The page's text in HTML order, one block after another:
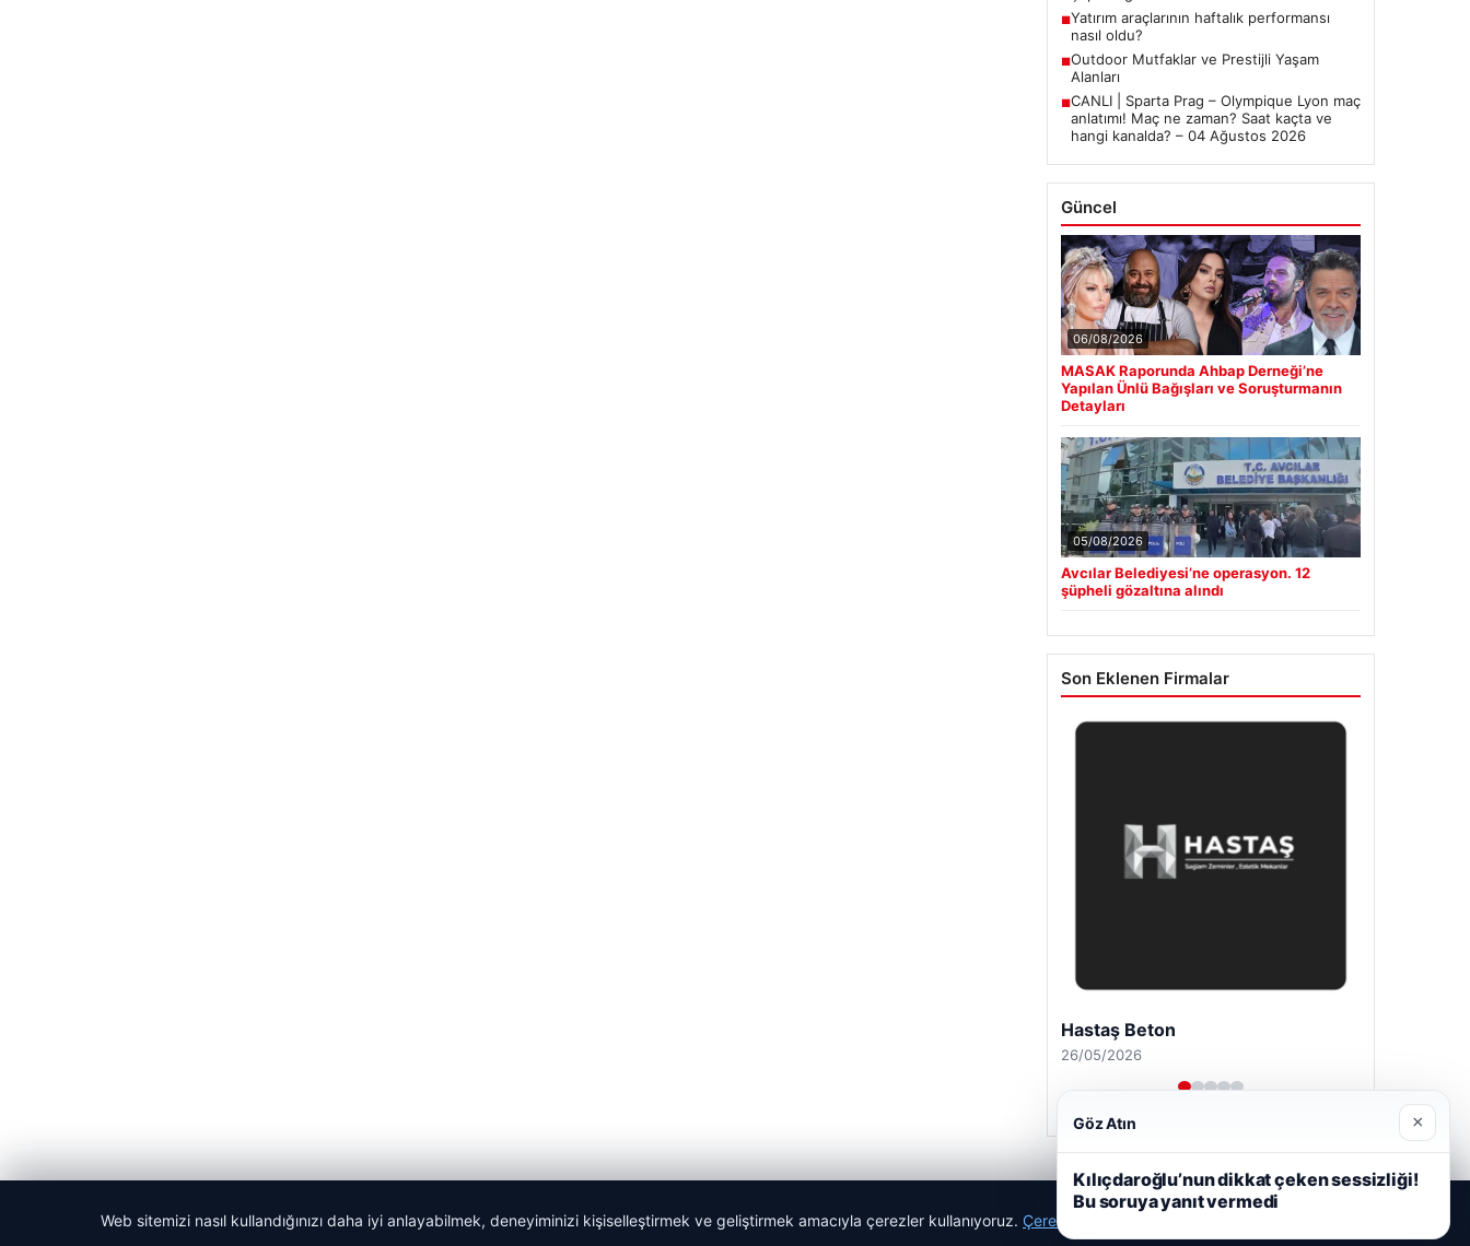
■Yatırım araçlarının haftalık performansı
nasıl oldu?
■Outdoor Mutfaklar ve Prestijli Yaşam
Alanları
■CANLI | Sparta Prag – Olympique Lyon maç
anlatımı! Maç ne zaman? Saat kaçta ve
hangi kanalda? – 04 Ağustos 2026
Güncel
06/08/2026
MASAK Raporunda Ahbap Derneği’ne
Yapılan Ünlü Bağışları ve Soruşturmanın
Detayları
05/08/2026
Avcılar Belediyesi’ne operasyon. 12
şüpheli gözaltına alındı
Son Eklenen Firmalar
Hastaş Beton
26/05/2026
© 2026 Son Dakika Güncel – Güncel Haberler
Web sitemizi nasıl kullandığınızı daha iyi anlayabilmek, deneyiminizi kişiselleştirmek ve geliştirmek amacıyla çerezler kullanıyoruz. Çerez Politikamız
Göz Atın ×
Kılıçdaroğlu’nun dikkat çeken sessizliği!
Bu soruya yanıt vermedi